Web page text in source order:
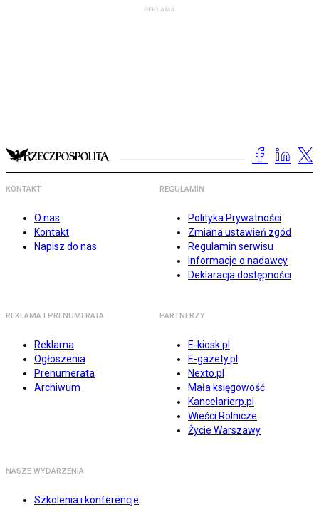
KONTAKT
O nas
Kontakt
Napisz do nas
REGULAMIN
Polityka Prywatności
Zmiana ustawień zgód
Regulamin serwisu
Informacje o nadawcy
Deklaracja dostępności
REKLAMA I PRENUMERATA
Reklama
Ogłoszenia
Prenumerata
Archiwum
PARTNERZY
E-kiosk.pl
E-gazety.pl
Nexto.pl
Mała księgowość
Kancelarierp.pl
Wieści Rolnicze
Życie Warszawy
NASZE WYDARZENIA
Szkolenia i konferencje